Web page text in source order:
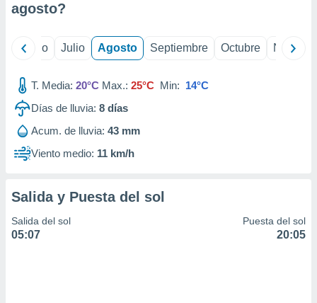
1199
agosto?
Junio Julio Agosto Septiembre Octubre
T. Media: 20°C Max.: 25°C Min: 14°C
Días de lluvia: 8 días
Acum. de lluvia: 43 mm
Viento medio: 11 km/h
Salida y Puesta del sol
Salida del sol
05:07
Puesta del sol
20:05